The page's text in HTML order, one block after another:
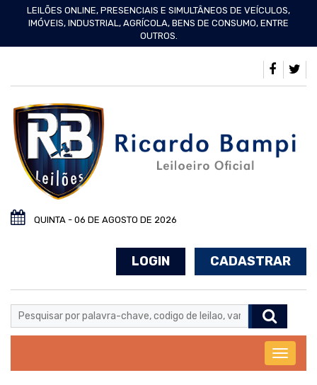
LEILÕES ONLINE, PRESENCIAIS E SIMULTÂNEOS DE VEÍCULOS,
IMÓVEIS, INDUSTRIAL, AGRÍCOLA, BENS DE CONSUMO, ENTRE
OUTROS.
QUINTA - 06 DE AGOSTO DE 2026
LOGIN CADASTRAR
Abrir
menu